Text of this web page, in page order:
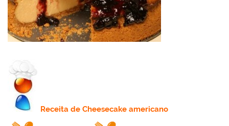
Receitade Cheesecake americano